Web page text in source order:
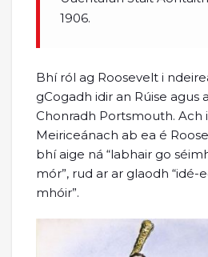
1906.
Bhí ról ag Roosevelt i
gCogadh idir an Rúise agus
Chonradh Portsmouth.
Meiriceánach ab ea é
bhí aige ná “labhair go
mór”, rud ar ar glaodh
mhóir”.